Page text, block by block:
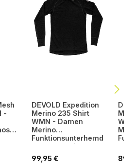
-
DEVOLD Expedition
Merino 235 Shirt
WMN - Damen
Merino
Funktionsunterhemd
atmungsaktiv &
geruchshemmend
Regulärer Preis:
99,95 €